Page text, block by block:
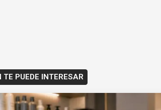
TE PUEDE INTERESAR